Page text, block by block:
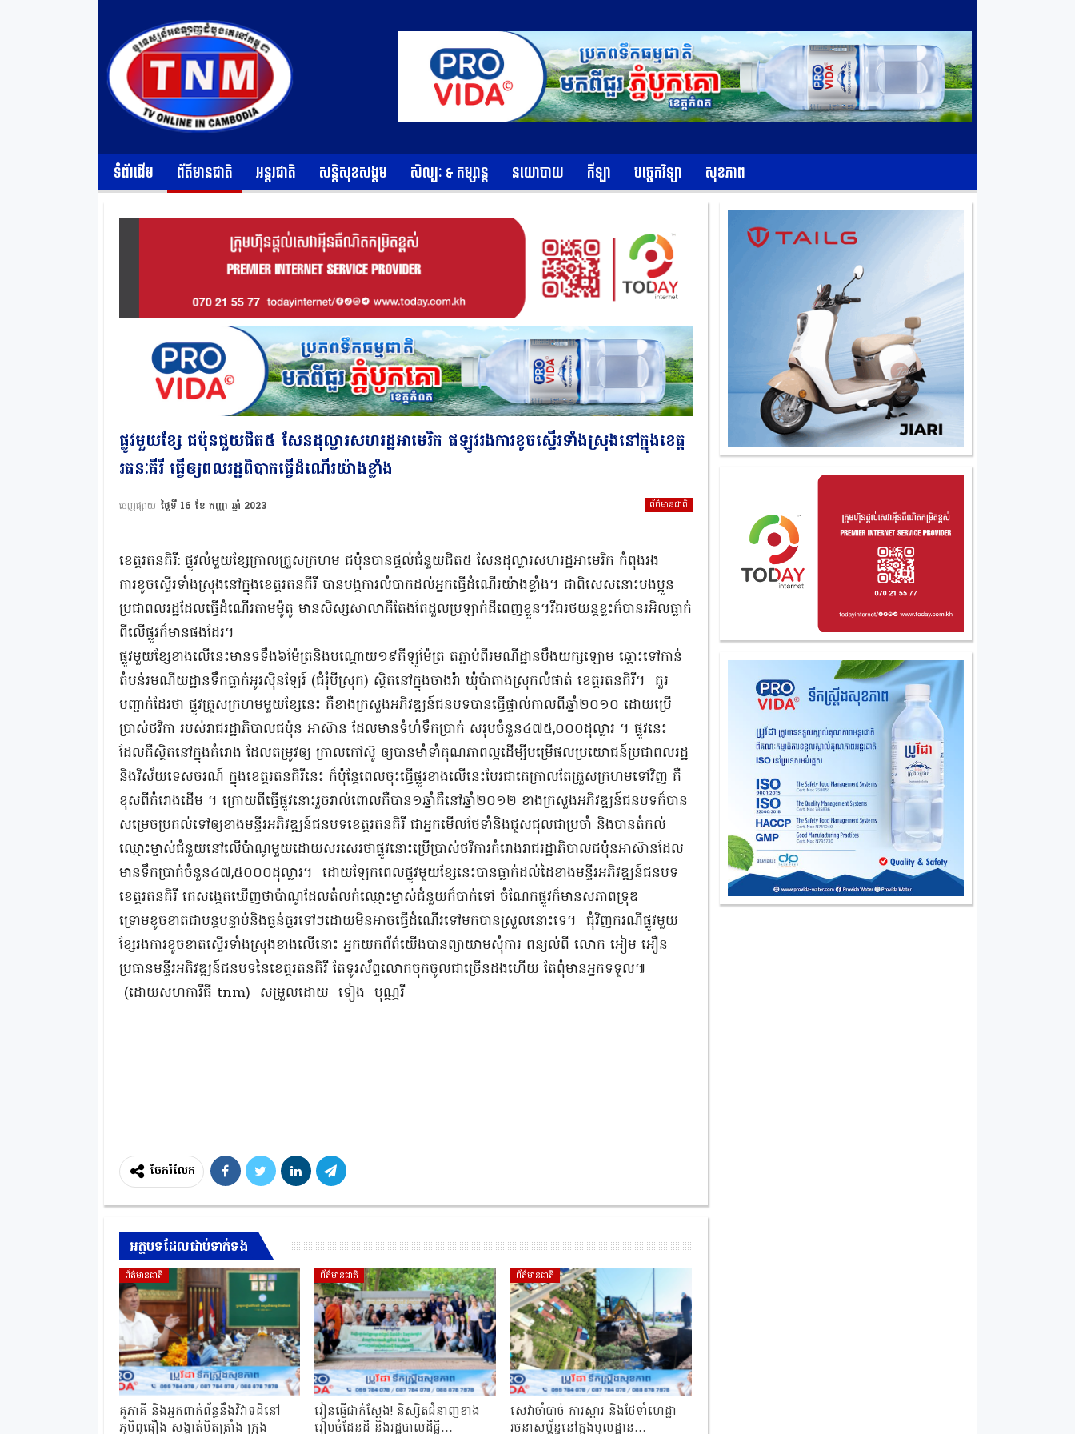
ទំព័រដើម ព័ត៌មានជាតិ អន្តរជាតិ សន្តិសុខសង្គម សិល្បៈ & កម្សាន្ត នយោបាយ កីឡា បច្ចេកវិទ្យា សុខភាព
ផ្លូវមួយខ្សែ ជប៉ុនជួយជិត៥ សែនដុល្លារសហរដ្ឋអាមេរិក ឥឡូវរងការខូចស្ទើរទាំងស្រុងនៅក្នុងខេត្ត
រតនៈគីរី ធ្វើឲ្យពលរដ្ឋពិបាកធ្វើដំណើរយ៉ាងខ្លាំង
ព័ត៌មានជាតិ
ចេញផ្សាយ ថ្ងៃទី 16 ខែ កញ្ញា ឆ្នាំ 2023
ខេត្តរតនគិរី: ផ្លូវលំមួយខ្សែក្រាលគ្រួសក្រហម ជប៉ុនបានផ្ដល់ជំនួយជិត៥ សែនដុល្លារសហរដ្ឋអាមេរិក កំពុងរង
ការខូចស្ទើរទាំងស្រុងនៅក្នុងខេត្តរតនគីរី បានបង្កការលំបាកដល់អ្នកធ្វើដំណើរយ៉ាងខ្លាំង។ ជាពិសេសនោះបងប្អូន
ប្រជាពលរដ្ឋដែលធ្វើដំណើរតាមម៉ូតូ មានសិស្សសាលាគឺតែងតែដួលប្រឡាក់ដីពេញខ្លួន។រីឯរថយន្តខ្លះក៏បានរអិលធ្លាក់
ពីលើផ្លូវក៏មានផងដែរ។
ផ្លូវមួយខ្សែខាងលើនេះមានទទឹង៦ម៉ែត្រនិងបណ្ដោយ១៩គីឡូម៉ែត្រ តភ្ជាប់ពីរមណីដ្ឋានបឹងយក្សឡោម ឆ្ពោះទៅកាន់
តំបន់រមណីយដ្ឋានទឹកធ្លាក់អូរសុិនឡែរ៍ (ជំរុំបីស្រុក) ស្ថិតនៅក្នុងចាងរ៉ា ឃុំប៉ាតាងស្រុកលំផាត់ ខេត្តរតនគិរី។ គួរ
បញ្ជាក់ដែរថា ផ្លូវគ្រួសក្រហមមួយខ្សែនេះ គឺខាងក្រសួងអភិវឌ្ឍន៍ជនបទបានធ្វើផ្ទាល់កាលពីឆ្នាំ២០១០ ដោយប្រើ
ប្រាស់ថវិកា របស់រាជរដ្ឋាភិបាលជប៉ុន អាស៊ាន ដែលមានទំហំទឹកប្រាក់ សរុបចំនួន៤៧៥,០០០ដុល្លារ ។ ផ្លូវនេះ
ដែលគឺស្ថិតនៅក្នុងគំរោង ដែលតម្រូវឲ្យ ក្រាលកៅស៊ូ ឲ្យបានមាំទាំគុណភាពល្អដើម្បីបម្រើផលប្រយោជន៍ប្រជាពលរដ្ឋ
និងវិស័យទេសចរណ៍ ក្នុងខេត្ដរតនគិរីនេះ ក៏ប៉ុន្ដែពេលចុះធ្វើផ្លូវខាងលើនេះបែរជាគេក្រាលតែគ្រួសក្រហមទៅវិញ គឺ
ខុសពីគំរោងដើម ។ ក្រោយពីធ្វើផ្លូវនោះរួចរាល់ពោលគឺបាន១ឆ្នាំគឺនៅឆ្នាំ២០១២ ខាងក្រសួងអភិវឌ្ឍន៍ជនបទក៏បាន
សម្រេចប្រគល់ទៅឲ្យខាងមន្ទីរអភិវឌ្ឍន៍ជនបទខេត្ដរតនគិរី ជាអ្នកមើលថែទាំនិងជួសជុលជាប្រចាំ និងបានតំកល់
ឈ្មោះម្ចាស់ជំនួយនៅលើប៉ាណូមួយដោយសរសេរថាផ្លូវនោះប្រើប្រាស់ថវិការគំរោងរាជរដ្ឋាភិបាលជប៉ុនអាស៊ានដែល
មានទឹកប្រាក់ចំនួន៤៧,៥០០០ដុល្លារ។ ដោយឡែកពេលផ្លូវមួយខ្សែនេះបានធ្លាក់ដល់ដៃខាងមន្ទីរអភិវឌ្ឍន៍ជនបទ
ខេត្តរតនគិរី គេសង្កេតឃើញថាប៉ាណូដែលតំលក់ឈ្មោះម្ចាស់ជំនួយក៏បាក់ទៅ ចំណែកផ្លូវក៏មានសភាពទ្រុឌ
ទ្រោមខូចខាតជាបន្ដបន្ទាប់និងធ្ងន់ធ្ងរទៅៗដោយមិនអាចធ្វើដំណើរទៅមកបានស្រួលនោះទេ។ ជុំវិញករណីផ្លូវមួយ
ខ្សែរងការខូចខាតស្ទើរទាំងស្រុងខាងលើនោះ អ្នកយកព័ត៌យើងបានព្យាយាមសុំការ ពន្យល់ពី លោក អៀម អឿន
ប្រធានមន្ទីរអភិវឌ្ឍន៍ជនបទនៃខេត្តរតនគិរី តែទូរស័ព្ទលោកចុកចូលជាច្រើនដងហើយ តែពុំមានអ្នកទទួល៕
(ដោយសហការីធី tnm) សម្រួលដោយ ទៀង បុណ្ណរី
ចែករំលែក
អត្ថបទដែលជាប់ទាក់ទង
ព័ត៌មានជាតិ
គូភាគី និងអ្នកពាក់ព័ន្ធនឹងវិវាទដីនៅ
ភូមិពូធឿង សង្កាត់បិតត្រាំង ក្រុង
ព័ត៌មានជាតិ
រៀនធ្វើជាក់ស្ដែង! និស្សិតជំនាញខាង
រៀបចំដែនដី និងរដ្ឋបាលដីធ្លី…
ព័ត៌មានជាតិ
សេវាចាំបាច់ ការស្តារ និងថែទាំហេដ្ឋា
រចនាសម្ព័ន្ធនៅក្នុងមូលដ្ឋាន…